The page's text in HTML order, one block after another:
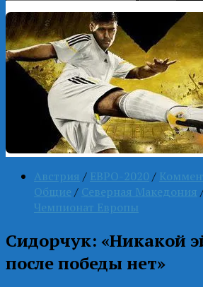
Австрия / ЕВРО-2020 /
Общие / Северная Македония
Чемпионат Европы
Сидорчук: «Никакой
после победы нет»